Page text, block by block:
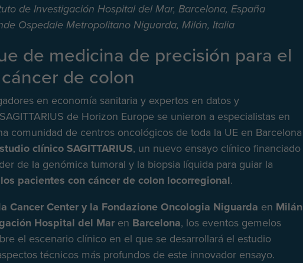
de Investigación Hospital del Mar, Barcelona, España
Ospedale Metropolitano Niguarda, Milán, Italia
de medicina de precisión para el
de colon
en economía sanitaria y expertos en datos y
de Horizon Europe se unieron a especialistas en
comunidad de centros oncológicos de toda la UE en Barcelona
clínico SAGITTARIUS, un nuevo ensayo clínico financiado
de la genómica tumoral y la biopsia líquida para guiar la
pacientes con cáncer de colon locorregional.
Cancer Center y la Fondazione Oncologia Niguarda en Milán
Hospital del Mar en Barcelona, los eventos gemelos
el escenario clínico en el que se desarrollará el estudio
técnicos más profundos de este innovador ensayo.